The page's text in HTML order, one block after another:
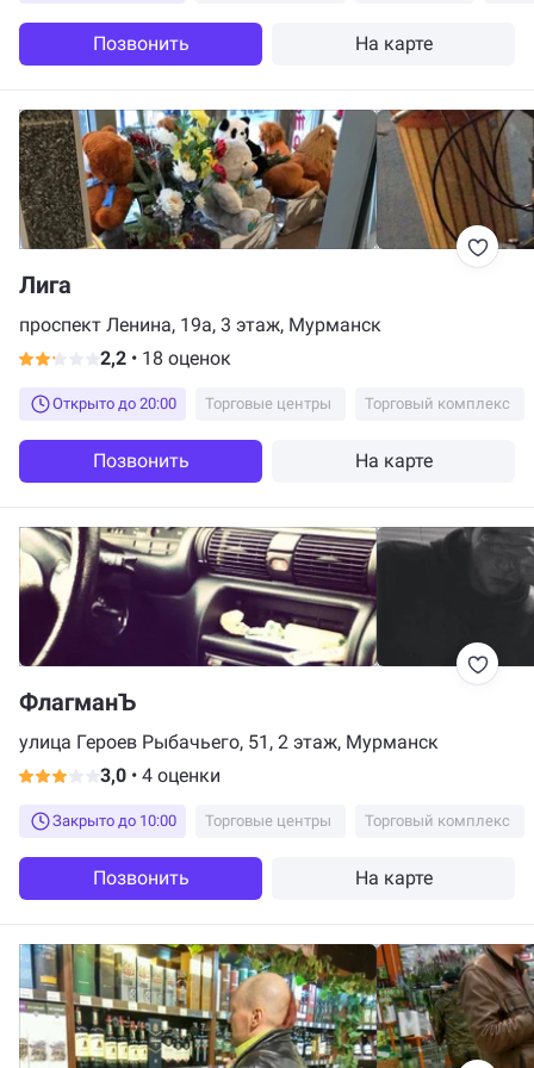
Позвонить На карте
Лига
проспект Ленина, 19а, 3 этаж, Мурманск
2,2 • 18 оценок
Открыто до 20:00 Торговые центры Торговый комплекс
Позвонить На карте
ФлагманЪ
улица Героев Рыбачьего, 51, 2 этаж, Мурманск
3,0 • 4 оценки
Закрыто до 10:00 Торговые центры Торговый комплекс
Позвонить На карте